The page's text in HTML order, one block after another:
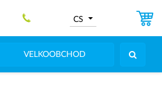
VELKOOBCHOD
CS